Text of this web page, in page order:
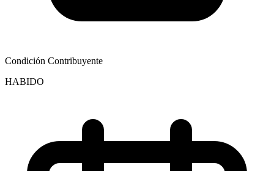
Condición Contribuyente
HABIDO